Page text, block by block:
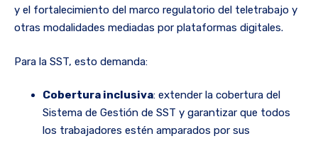
y el fortalecimiento del marco regulatorio del teletrabajo y
otras modalidades mediadas por plataformas digitales.
Para la SST, esto demanda:
Cobertura inclusiva: extender la cobertura del
Sistema de Gestión de SST y garantizar que todos
los trabajadores estén amparados por sus